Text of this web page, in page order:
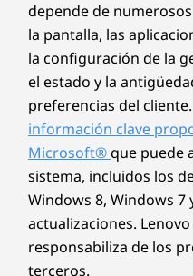
depende de
la pantalla, las
la configuración de la
el estado y la
preferencias del
información clave
Microsoft®que puede
sistema, incluidos los
Windows 8, Windows 7
actualizaciones.
responsabiliza de los
terceros.